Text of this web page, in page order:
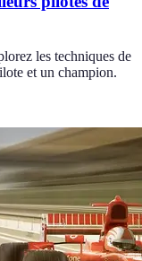
les techniques de
et un champion.